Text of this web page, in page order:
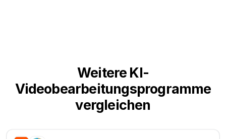
Weitere KI-
Videobearbeitungsprogramme
vergleichen